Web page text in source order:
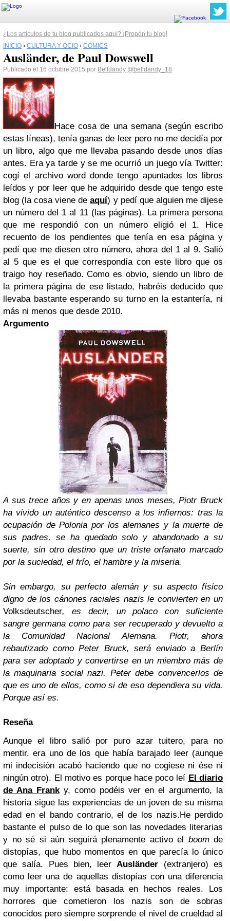
¿Los artículos de tu blog publicados aquí? ¡Propón tu blog!
INICIO › CULTURA Y OCIO › CÓMICS
Ausländer, de Paul Dowswell
Publicado el 16 octubre 2015 por Belldandy @belldandy_18
Hace cosa de una semana (según escribo
estas líneas), tenía ganas de leer pero no me decidía por
un libro, algo que me llevaba pasando desde unos días
antes. Era ya tarde y se me ocurrió un juego vía Twitter:
cogí el archivo word donde tengo apuntados los libros
leídos y por leer que he adquirido desde que tengo este
blog (la cosa viene deaquí) y pedí que alguien me dijese
un número del 1 al 11 (las páginas). La primera persona
que me respondió con un número eligió el 1. Hice
recuento de los pendientes que tenía en esa página y
pedí que me diesen otro número, ahora del 1 al 9. Salió
al 5 que es el que correspondía con este libro que os
traigo hoy reseñado. Como es obvio, siendo un libro de
la primera página de ese listado, habréis deducido que
llevaba bastante esperando su turno en la estantería, ni
más ni menos que desde 2010.
Argumento
A sus trece años y en apenas unos meses, Piotr Bruck
ha vivido un auténtico descenso a los infiernos: tras la
ocupación de Polonia por los alemanes y la muerte de
sus padres, se ha quedado solo y abandonado a su
suerte, sin otro destino que un triste orfanato marcado
por la suciedad, el frío, el hambre y la miseria.
Sin embargo, su perfecto alemán y su aspecto físico
digno de los cánones raciales nazis le convierten en un
Volksdeutscher, es decir, un polaco con suficiente
sangre germana como para ser recuperado y devuelto a
la Comunidad Nacional Alemana. Piotr, ahora
rebautizado como Peter Bruck, será enviado a Berlín
para ser adoptado y convertirse en un miembro más de
la maquinaria social nazi. Peter debe convencerlos de
que es uno de ellos, como si de eso dependiera su vida.
Porque así es.
Reseña
Aunque el libro salió por puro azar tuitero, para no
mentir, era uno de los que había barajado leer (aunque
mi indecisión acabó haciendo que no cogiese ni ése ni
ningún otro). El motivo es porque hace poco leí El diario
de Ana Franky, como podéis ver en el argumento, la
historia sigue las experiencias de un joven de su misma
edad en el bando contrario, el de los nazis.He perdido
bastante el pulso de lo que son las novedades literarias
y no sé si aún seguirá plenamente activo el boom de
distopías, que hubo momentos en que parecía lo único
que salía. Pues bien, leerAusländer (extranjero) es
como leer una de aquellas distopías con una diferencia
muy importante: está basada en hechos reales. Los
horrores que cometieron los nazis son de sobras
conocidos pero siempre sorprende el nivel de crueldad al